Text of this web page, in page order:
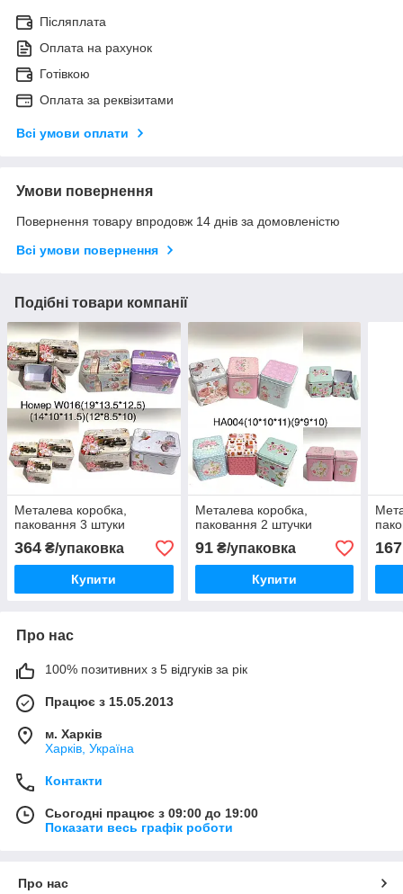
Післяплата
Оплата на рахунок
Готівкою
Оплата за реквізитами
Всі умови оплати
Умови повернення
Повернення товару впродовж 14 днів за домовленістю
Всі умови повернення
Подібні товари компанії
Металева коробка,
паковання 3 штуки
364 ₴/упаковка
Купити
Металева коробка,
паковання 2 штучки
91₴/упаковка
Купити
167
Про нас
100% позитивних з 5 відгуків за рік
Працює з 15.05.2013
м. Харків
Харків, Україна
Контакти
Сьогодні працює з 09:00 до 19:00
Показати весь графік роботи
Про нас